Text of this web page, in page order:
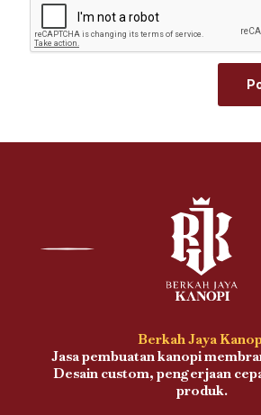
Berkah Jaya
Jasa pembuatan kanopi
Desain custom, pengerjaan
produk.